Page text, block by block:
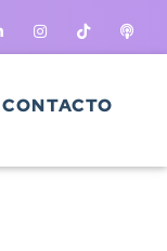
CONTACTO